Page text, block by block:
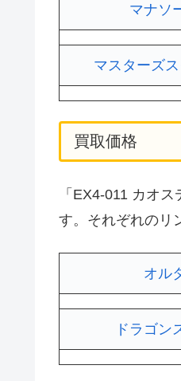
マナソ
マスターズ
買取価格
「EX4-011 カオ
す。それぞれのリ
オル
ドラゴン